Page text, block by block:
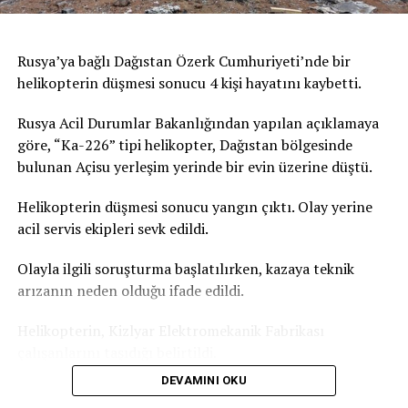
Ulusal Cenaze Hizmetleri Federasyonu Sözcüsü,
kente yakın çevresindeki cenaze salonlarında da
yoğunluk yaşandığını kaydetti. Fransa’daki acil sağlık
gün aşırı sıcaklardan etkilendiği değerlendirilen 109 kişi
yaşamını yitirmişti. Bu sayının yalnızca ev ve kamusal
alanda hayatını kaybedenleri kapsadığı bildirilmişti.
Türkiye’de de yeni haftada aşırı sıcak hava dalgası etkili
olacak. İstanbul’da hava sıcaklığının yarın 31 dereceye,
basınında yer alan haberlere göre Akdeniz Bölgesi
genelinde gölgede hissedilen sıcaklık 36-39 derece.
Rusya’ya bağlı Dağıstan Özerk Cumhuriyeti’nde bir
helikopterin düşmesi sonucu 4 kişi hayatını kaybetti.
Rusya Acil Durumlar Bakanlığından yapılan açıklamaya
göre, “Ka-226” tipi helikopter, Dağıstan bölgesinde
bulunan Açisu yerleşim yerinde bir evin üzerine düştü.
Helikopterin düşmesi sonucu yangın çıktı. Olay yerine
acil servis ekipleri sevk edildi.
Olayla ilgili soruşturma başlatılırken, kazaya teknik
arızanın neden olduğu ifade edildi.
Dağıstan Özerk Cumhuriyeti Başkanı Sergey Melikov,
DEVAMINI OKU